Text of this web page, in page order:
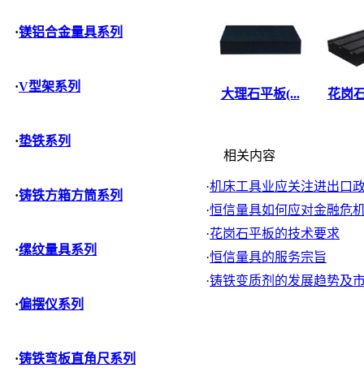
·镁铝合金量具系列
·V型架系列
·垫铁系列
·铸铁方箱方筒系列
·缧纹量具系列
·偏摆仪系列
·铸铁弯板直角尺系列
大理石平板(... 花岗
相关内容
·机床工具业应关注进出口
·恒信量具如何应对金融危
·花岗石平板的技术要求
·恒信量具的服务宗旨
·铸铁变质剂的发展趋势及